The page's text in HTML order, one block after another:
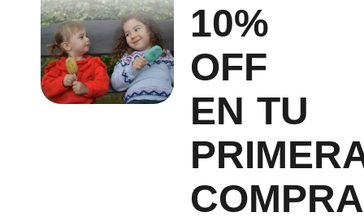
10%
OFF
EN TU
COMPRA